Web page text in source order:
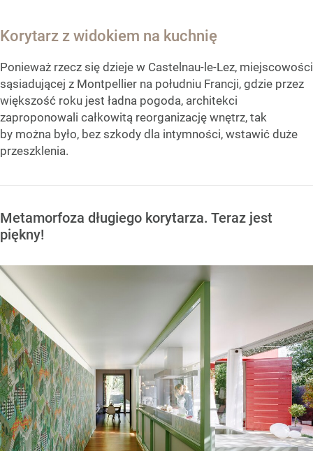
Korytarz z widokiem na kuchnię
Ponieważ rzecz się dzieje w Castelnau-le-Lez, miejscowości
sąsiadującej z Montpellier na południu Francji, gdzie przez
większość roku jest ładna pogoda, architekci
zaproponowali całkowitą reorganizację wnętrz, tak
by można było, bez szkody dla intymności, wstawić duże
przeszklenia.
Metamorfoza długiego korytarza. Teraz jest
piękny!